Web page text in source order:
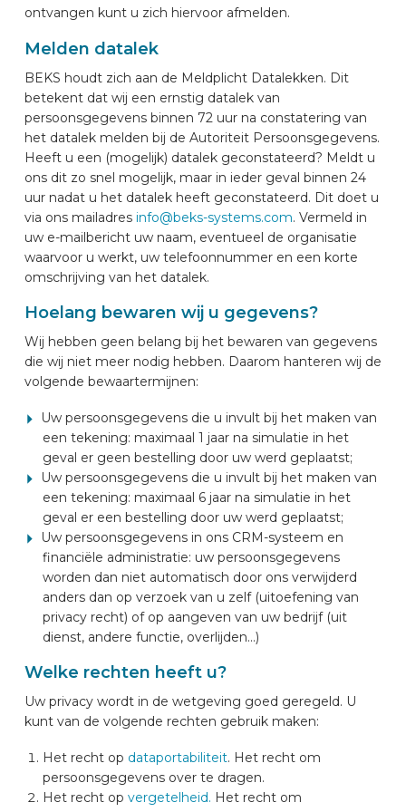
ontvangen kunt u zich hiervoor afmelden.
Melden datalek
BEKS houdt zich aan de Meldplicht Datalekken. Dit
betekent dat wij een ernstig datalek van
persoonsgegevens binnen 72 uur na constatering van
het datalek melden bij de Autoriteit Persoonsgegevens.
Heeft u een (mogelijk) datalek geconstateerd? Meldt u
ons dit zo snel mogelijk, maar in ieder geval binnen 24
uur nadat u het datalek heeft geconstateerd. Dit doet u
via ons mailadres info@beks-systems.com. Vermeld in
uw e-mailbericht uw naam, eventueel de organisatie
waarvoor u werkt, uw telefoonnummer en een korte
omschrijving van het datalek.
Hoelang bewaren wij u gegevens?
Wij hebben geen belang bij het bewaren van gegevens
die wij niet meer nodig hebben. Daarom hanteren wij de
volgende bewaartermijnen:
Uw persoonsgegevens die u invult bij het maken van
een tekening: maximaal 1 jaar na simulatie in het
geval er geen bestelling door uw werd geplaatst;
Uw persoonsgegevens die u invult bij het maken van
een tekening: maximaal 6 jaar na simulatie in het
geval er een bestelling door uw werd geplaatst;
Uw persoonsgegevens in ons CRM-systeem en
financiële administratie: uw persoonsgegevens
worden dan niet automatisch door ons verwijderd
anders dan op verzoek van u zelf (uitoefening van
privacy recht) of op aangeven van uw bedrijf (uit
dienst, andere functie, overlijden…)
Welke rechten heeft u?
Uw privacy wordt in de wetgeving goed geregeld. U
kunt van de volgende rechten gebruik maken:
Het recht op dataportabiliteit. Het recht om
persoonsgegevens over te dragen.
Het recht op vergetelheid. Het recht om